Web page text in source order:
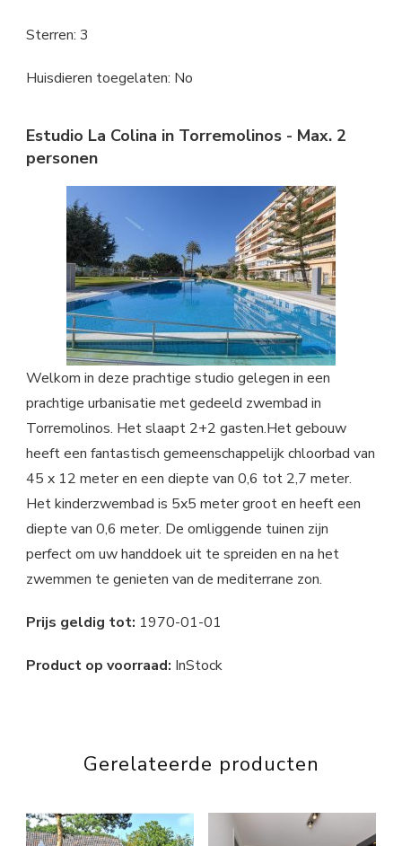
Sterren: 3
Huisdieren toegelaten: No
Estudio La Colina in Torremolinos - Max. 2
personen
Welkom in deze prachtige studio gelegen in een
prachtige urbanisatie met gedeeld zwembad in
Torremolinos. Het slaapt 2+2 gasten.Het gebouw
heeft een fantastisch gemeenschappelijk chloorbad van
45 x 12 meter en een diepte van 0,6 tot 2,7 meter.
Het kinderzwembad is 5x5 meter groot en heeft een
diepte van 0,6 meter. De omliggende tuinen zijn
perfect om uw handdoek uit te spreiden en na het
zwemmen te genieten van de mediterrane zon.
Prijs geldig tot: 1970-01-01
Product op voorraad: InStock
Gerelateerde producten